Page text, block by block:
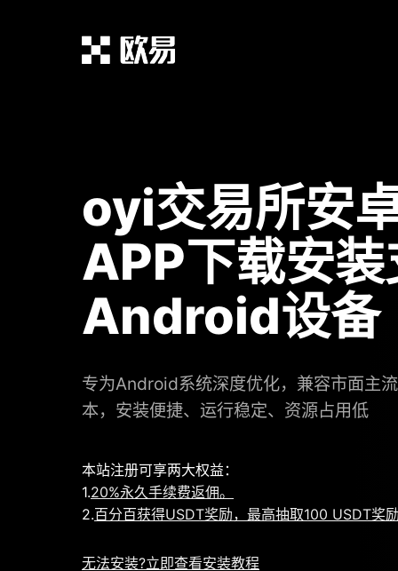
oyi交易所安
APP下载安
Android设备
专为Android系统深度优化，兼容市面主
本，安装便捷、运行稳定、资源占用低
本站注册可享两大权益：
1.20%永久手续费返佣。
2.百分百获得USDT奖励，最高抽取100 USDT奖
无法安装?立即查看安装教程